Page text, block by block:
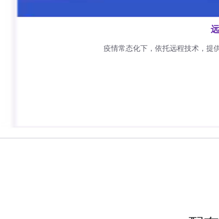
疫情常态化下，依托远程技术，提